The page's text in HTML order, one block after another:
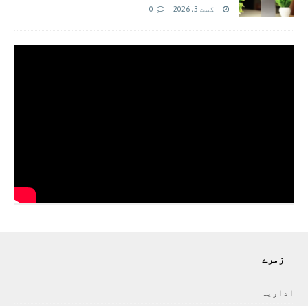
اگست 3, 2026 0
زمرے
اداريہ